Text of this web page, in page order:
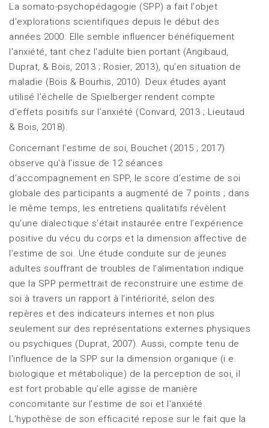
La somato-psychopédagogie (SPP) a fait l'objet
d'explorations scientifiques depuis le début des
années 2000. Elle semble influencer bénéfiquement
l'anxiété, tant chez l'adulte bien portant (Angibaud,
Duprat, & Bois, 2013 ; Rosier, 2013), qu’en situation de
maladie (Bois & Bourhis, 2010). Deux études ayant
utilisé l’échelle de Spielberger rendent compte
d’effets positifs sur l’anxiété (Convard, 2013 ; Lieutaud
& Bois, 2018).
Concernant l’estime de soi, Bouchet (2015 ; 2017)
observe qu’à l’issue de 12 séances
d’accompagnement en SPP, le score d’estime de soi
globale des participants a augmenté de 7 points ; dans
le même temps, les entretiens qualitatifs révèlent
qu’une dialectique s’était instaurée entre l’expérience
positive du vécu du corps et la dimension affective de
l’estime de soi. Une étude conduite sur de jeunes
adultes souffrant de troubles de l’alimentation indique
que la SPP permettrait de reconstruire une estime de
soi à travers un rapport à l'intériorité, selon des
repères et des indicateurs internes et non plus
seulement sur des représentations externes physiques
ou psychiques (Duprat, 2007). Aussi, compte tenu de
l'influence de la SPP sur la dimension organique (i.e.
biologique et métabolique) de la perception de soi, il
est fort probable qu’elle agisse de manière
concomitante sur l'estime de soi et l'anxiété.
L'hypothèse de son efficacité repose sur le fait que la